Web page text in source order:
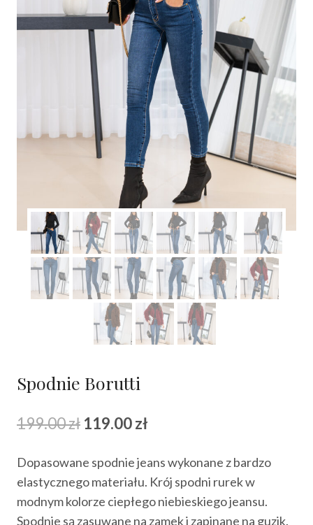
Spodnie Borutti
199.00zł Pierwotna
wynosiła:
199.00 zł.
119.00zł
wynosi:
119.00 zł.
Dopasowane spodnie jeans wykonane z bardzo
elastycznego materiału. Krój spodni rurek w
modnym kolorze ciepłego niebieskiego jeansu.
Spodnie są zasuwane na zamek i zapinane na guzik.